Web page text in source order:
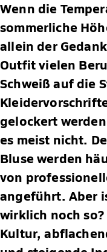
Wenn die
sommerliche
allein der
Outfit vielen
Schweiß auf die
gelockert
es meist nicht.
Bluse werden
von
angeführt. Aber
wirklich noch
Kultur,